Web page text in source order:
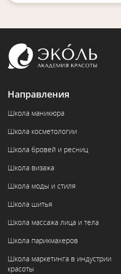
Направления
Школа маникюра
Школа косметологии
Школа бровей и ресниц
Школа визажа
Школа моды и стиля
Школа шитья
Школа массажа лица и тела
Школа парикмахеров
Школа маркетинга в индустрии
красоты